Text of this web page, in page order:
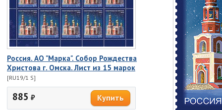
Россия. АО "Марка". Собор Рождества
Христова г. Омска. Лист из 15 марок
[RU19/1 S]
885 ₽